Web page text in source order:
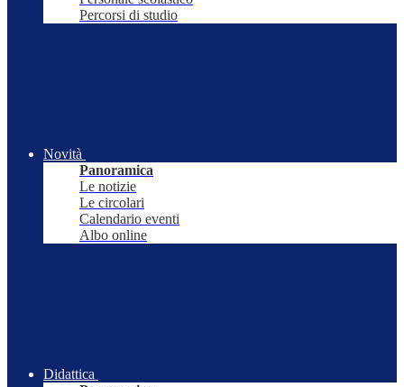
Percorsi di studio
Novità
Panoramica
Le notizie
Le circolari
Calendario eventi
Albo online
Didattica